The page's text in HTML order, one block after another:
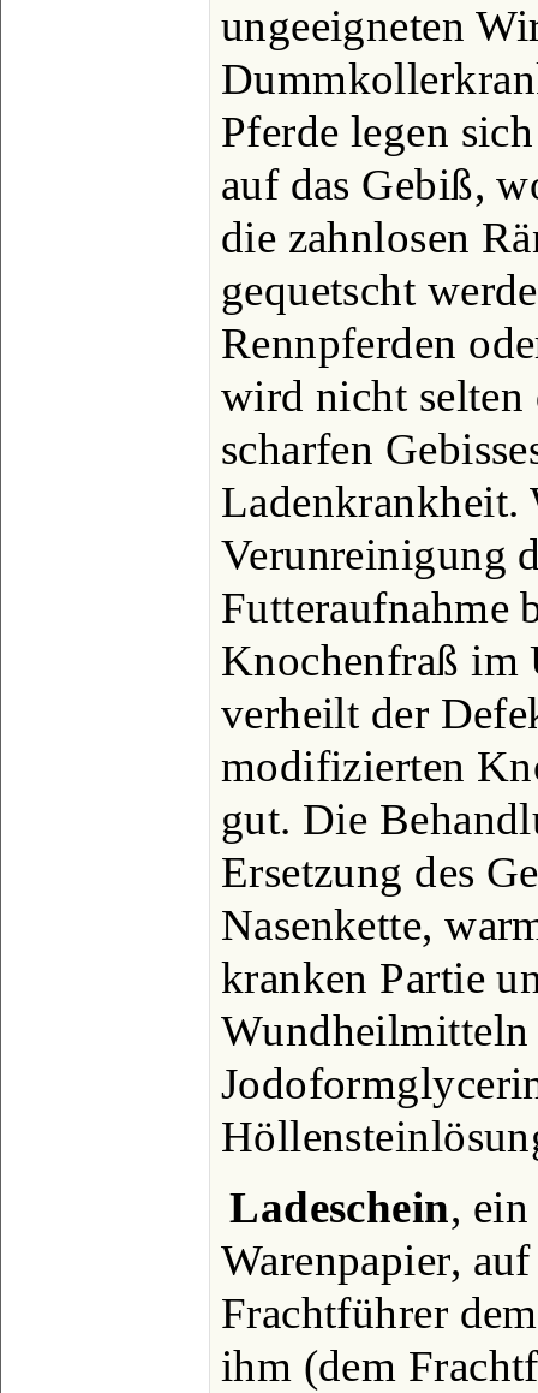
ungeeigneten
Pferde legen
auf das Gebiß,
die zahnlosen
gequetscht
Rennpferden
wird nicht selten
scharfen
Ladenkrankheit.
Verunreinigung
Futteraufnahme
Knochenfraß im
verheilt der
modifizierten
gut. Die
Ersetzung des
Nasenkette,
kranken Partie
Ladeschein,
Warenpapier,
Frachtführer
ihm (dem